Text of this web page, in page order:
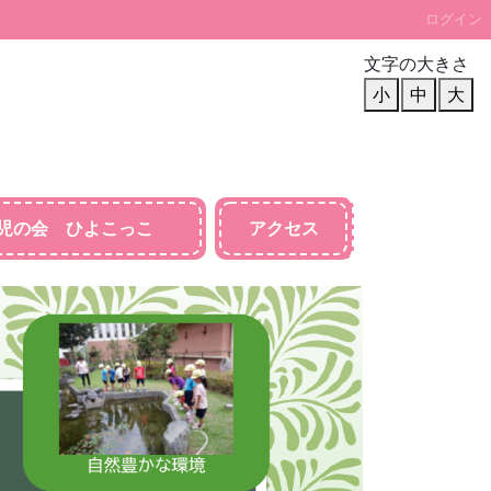
ログイン
文字の大きさ
小
中 大
の会 ひよこっこ アクセス